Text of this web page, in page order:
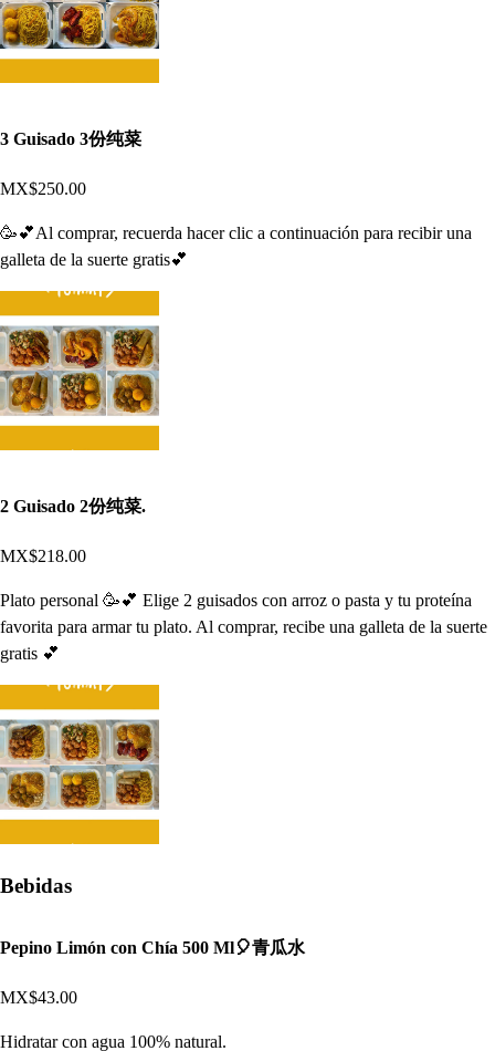
3 Guisado 3份纯菜
MX$250.00
🥳💕Al comprar, recuerda hacer clic a continuación para recibir una
galleta de la suerte gratis💕
2 Guisado 2份纯菜.
MX$218.00
Plato personal 🥳💕 Elige 2 guisados con arroz o pasta y tu proteína
favorita para armar tu plato. Al comprar, recibe una galleta de la suerte
gratis 💕
Bebidas
Pepino Limón con Chía 500 Ml🎈青瓜水
MX$43.00
Hidratar con agua 100% natural.